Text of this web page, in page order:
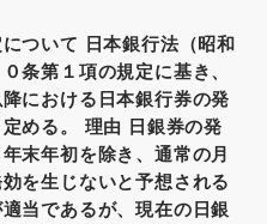
ついて 日本銀行法（昭和
条第１項の規定に基き、
における日本銀行券の発
める。 理由 日銀券の発
末年初を除き、通常の月
を生じないと予想される
当であるが、現在の日銀